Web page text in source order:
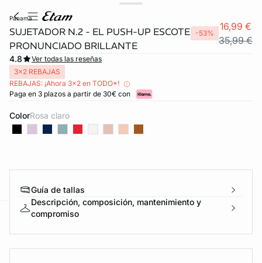
panama
SUJETADOR N.2 - EL PUSH-UP ESCOTE
PRONUNCIADO BRILLANTE
-53%
16,99 €
35,99 €
4.8
Ver todas las reseñas
3x2 REBAJAS
REBAJAS: ¡Ahora 3x2 en TODO*!
Paga en 3 plazos a partir de 30€ con
Color rosa claro
Guía de tallas
Descripción, composición, mantenimiento y
compromiso